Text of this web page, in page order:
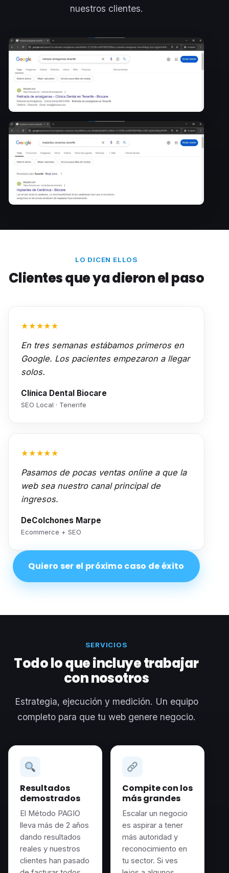
nuestros clientes.
LO DICEN ELLOS
Clientes que ya dieron el paso
★★★★★
En tres semanas estábamos primeros en
Google. Los pacientes empezaron a llegar
solos.
Clínica Dental Biocare
SEO Local · Tenerife
★★★★★
Pasamos de pocas ventas online a que la
web sea nuestro canal principal de
ingresos.
DeColchones Marpe
Ecommerce + SEO
Quiero ser el próximo caso de éxito
SERVICIOS
Todo lo que incluye trabajar
con nosotros
Estrategia, ejecución y medición. Un equipo
completo para que tu web genere negocio.
Resultados
demostrados
El Método PAGIO
lleva más de 2 años
dando resultados
reales y nuestros
clientes han pasado
Compite con los
más grandes
Escalar un negocio
es aspirar a tener
más autoridad y
reconocimiento en
tu sector. Si ves